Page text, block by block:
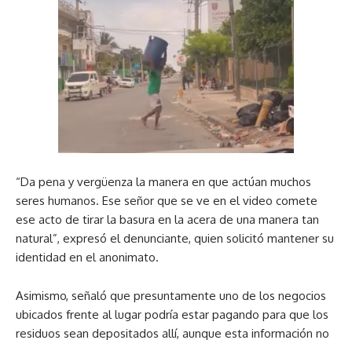
“Da pena y vergüenza la manera en que actúan muchos
seres humanos. Ese señor que se ve en el video comete
ese acto de tirar la basura en la acera de una manera tan
natural”, expresó el denunciante, quien solicitó mantener su
identidad en el anonimato.
Asimismo, señaló que presuntamente uno de los negocios
ubicados frente al lugar podría estar pagando para que los
residuos sean depositados allí, aunque esta información no